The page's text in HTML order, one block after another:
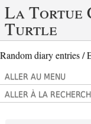
La Tortue
Turtle
Random diary entries /
ALLER AU MENU
ALLER À LA